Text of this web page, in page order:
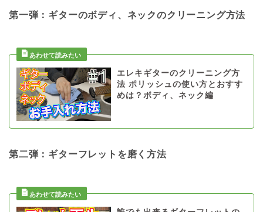
第一弾：ギターのボディ、ネックのクリーニング方法
エレキギターのクリーニング方
法 ポリッシュの使い方とおすす
めは？ボディ、ネック編
第二弾：ギターフレットを磨く方法